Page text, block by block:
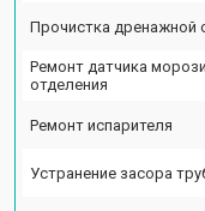
Прочистка дренажной
Ремонт датчика
отделения
Ремонт испарителя
Устранение засора